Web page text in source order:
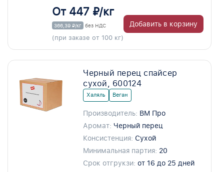
От 447 ₽/кг
366,39 ₽/кг без НДС
(при заказе от 100 кг)
Добавить в корзину
Черный перец спайсер
сухой, 600124
Халяль Веган
Производитель: ВМ Про
Аромат: Черный перец
Консистенция: Сухой
Минимальная партия: 20
Срок отгрукзи: от 16 до 25 дней